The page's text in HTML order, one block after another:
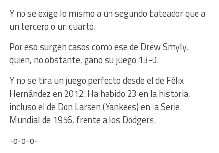
Y no se exige lo mismo a un segundo bateador que a
un tercero o un cuarto.
Por eso surgen casos como ese de Drew Smyly,
quien, no obstante, ganó su juego 13-0.
Y no se tira un juego perfecto desde el de Félix
Hernández en 2012. Ha habido 23 en la historia,
incluso el de Don Larsen (Yankees) en la Serie
Mundial de 1956, frente a los Dodgers.
-o-o-o-